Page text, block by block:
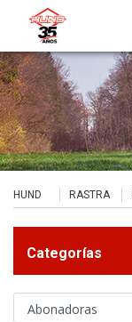
HUND RASTRA
Categorías